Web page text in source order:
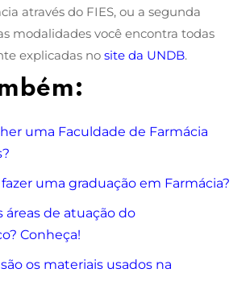
através do FIES, ou a segunda
modalidades você encontra todas
explicadas no site da UNDB.
uma Faculdade de Farmácia
uma graduação em Farmácia?
áreas de atuação do
Conheça!
os materiais usados na